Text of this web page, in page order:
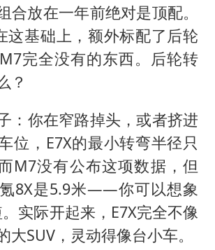
合放在一年前绝对是顶配。
这基础上，额外标配了后轮
完全没有的东西。后轮转
？
：你在窄路掉头，或者挤进
位，E7X的最小转弯半径只
M7没有公布这项数据，但
8X是5.9米——你可以想象
实际开起来，E7X完全不像
大SUV，灵动得像台小车。